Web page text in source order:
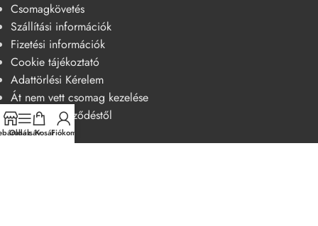
Csomagkövetés
Szállítási információk
Fizetési információk
Cookie tájékoztató
Adattörlési Kérelem
Át nem vett csomag kezelése
Elállás a szerződéstől
OldalsávKosárFiókom